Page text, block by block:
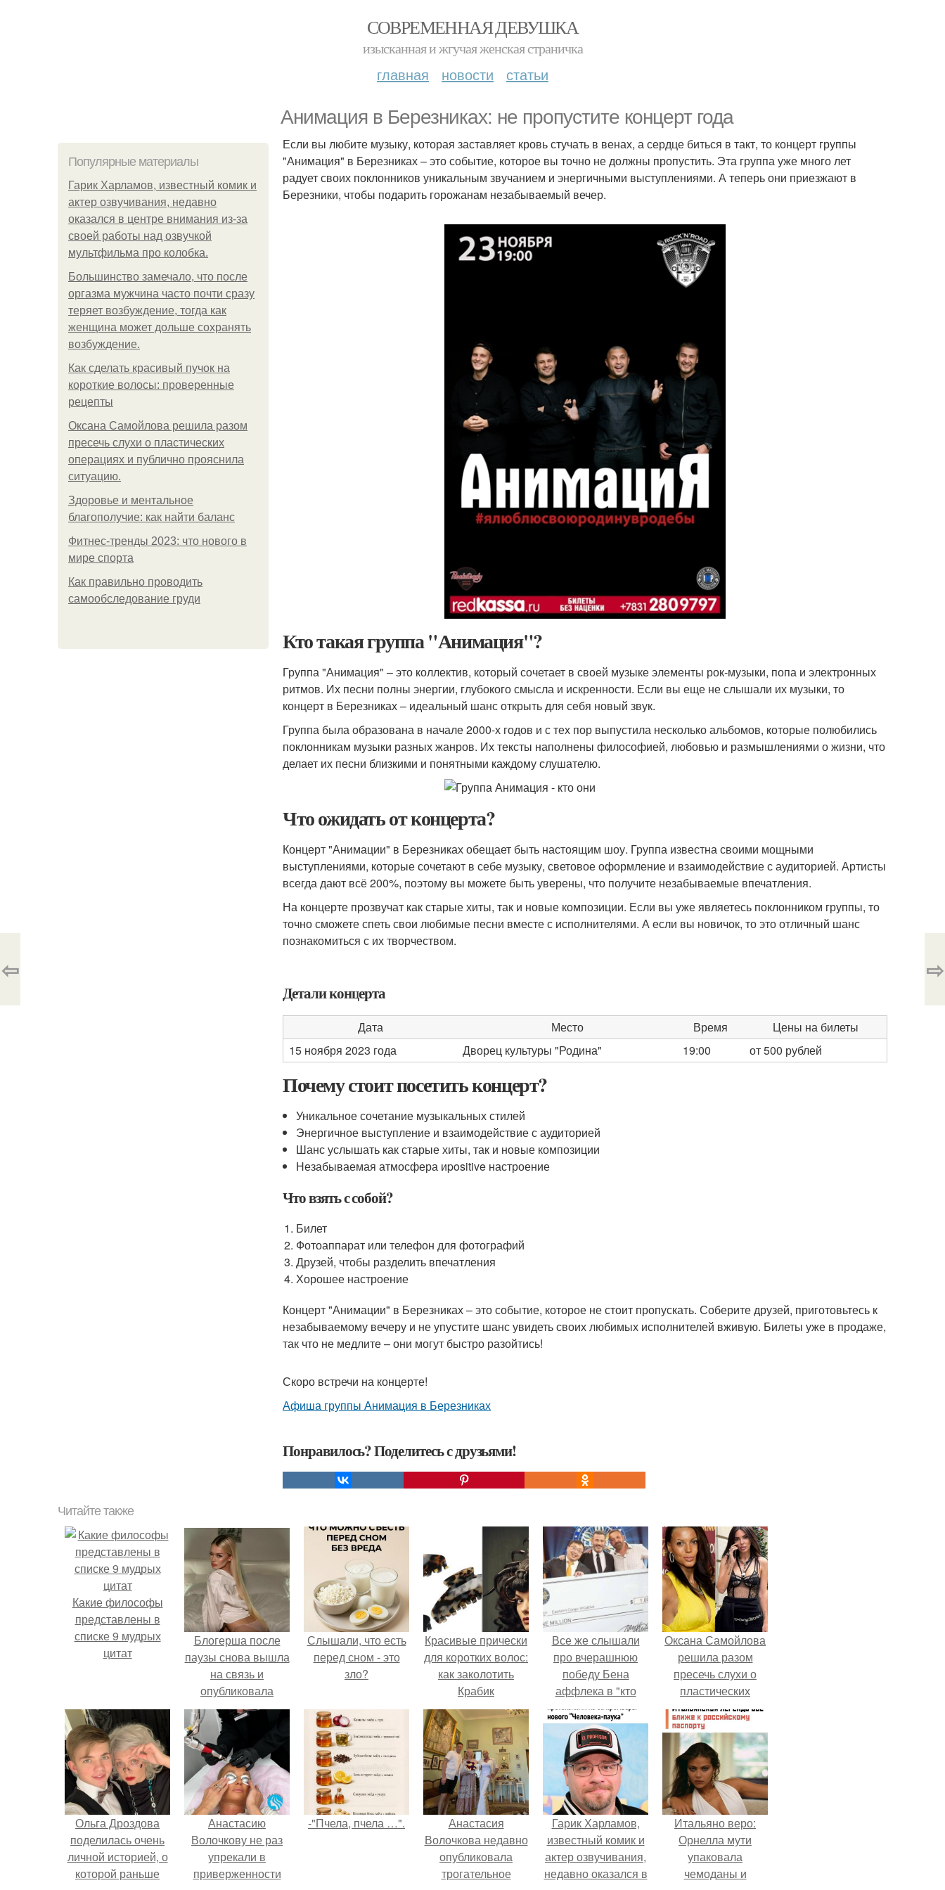
СОВРЕМЕННАЯ ДЕВУШКА
изысканная и жгучая женская страничка
главная новости статьи
Анимация в Березниках: не пропустите концерт года
Популярные материалы
Гарик Харламов, известный комик и
актер озвучивания, недавно
оказался в центре внимания из-за
своей работы над озвучкой
мультфильма про колобка.
Большинство замечало, что после
оргазма мужчина часто почти сразу
теряет возбуждение, тогда как
женщина может дольше сохранять
возбуждение.
Как сделать красивый пучок на
короткие волосы: проверенные
рецепты
Оксана Самойлова решила разом
пресечь слухи о пластических
операциях и публично прояснила
ситуацию.
Здоровье и ментальное
благополучие: как найти баланс
Фитнес-тренды 2023: что нового в
мире спорта
Как правильно проводить
самообследование груди
Если вы любите музыку, которая заставляет кровь стучать в венах, а сердце биться в такт, то концерт группы
"Анимация" в Березниках – это событие, которое вы точно не должны пропустить. Эта группа уже много лет
радует своих поклонников уникальным звучанием и энергичными выступлениями. А теперь они приезжают в
Березники, чтобы подарить горожанам незабываемый вечер.
Кто такая группа "Анимация"?
Группа "Анимация" – это коллектив, который сочетает в своей музыке элементы рок-музыки, попа и электронных
ритмов. Их песни полны энергии, глубокого смысла и искренности. Если вы еще не слышали их музыки, то
концерт в Березниках – идеальный шанс открыть для себя новый звук.
Группа была образована в начале 2000-х годов и с тех пор выпустила несколько альбомов, которые полюбились
поклонникам музыки разных жанров. Их тексты наполнены философией, любовью и размышлениями о жизни, что
делает их песни близкими и понятными каждому слушателю.
Что ожидать от концерта?
Концерт "Анимации" в Березниках обещает быть настоящим шоу. Группа известна своими мощными
выступлениями, которые сочетают в себе музыку, световое оформление и взаимодействие с аудиторией. Артисты
всегда дают всё 200%, поэтому вы можете быть уверены, что получите незабываемые впечатления.
На концерте прозвучат как старые хиты, так и новые композиции. Если вы уже являетесь поклонником группы, то
точно сможете спеть свои любимые песни вместе с исполнителями. А если вы новичок, то это отличный шанс
познакомиться с их творчеством.
Детали концерта
Дата Место Время
Цены на билеты
15 ноября 2023 года
Дворец культуры "Родина" 19:00 от 500 рублей
Почему стоит посетить концерт?
Уникальное сочетание музыкальных стилей
Энергичное выступление и взаимодействие с аудиторией
Шанс услышать как старые хиты, так и новые композиции
Незабываемая атмосфера иpositive настроение
Что взять с собой?
Билет
Фотоаппарат или телефон для фотографий
Друзей, чтобы разделить впечатления
Хорошее настроение
Концерт "Анимации" в Березниках – это событие, которое не стоит пропускать. Соберите друзей, приготовьтесь к
незабываемому вечеру и не упустите шанс увидеть своих любимых исполнителей вживую. Билеты уже в продаже,
так что не медлите – они могут быстро разойтись!
Скоро встречи на концерте!
Афиша группы Анимация в Березниках
Понравилось? Поделитесь с друзьями!
⇦ ⇨
Читайте также
Какие философы
представлены в
списке 9 мудрых
цитат
Блогерша после
паузы снова вышла
на связь и
опубликовала
свежую серию
кадров из спальни.
Слышали, что есть
перед сном - это
зло?
Красивые прически
для коротких волос:
как заколотить
Крабик
Все же слышали
про вчерашнюю
победу Бена
аффлека в "кто
хочет стать
миллионером?
Оксана Самойлова
решила разом
пресечь слухи о
пластических
операциях и
публично
прояснила
ситуацию.
Ольга Дроздова
поделилась очень
личной историей, о
которой раньше
Анастасию
Волочкову не раз
упрекали в
приверженности
-"Пчела, пчела …".
Анастасия
Волочкова недавно
опубликовала
трогательное
Гарик Харламов,
известный комик и
актер озвучивания,
недавно оказался в
Итальяно веро:
Орнелла мути
упаковала
чемоданы и